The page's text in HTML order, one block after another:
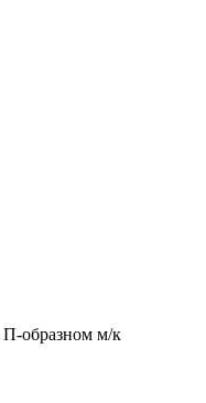
П-образном м/к